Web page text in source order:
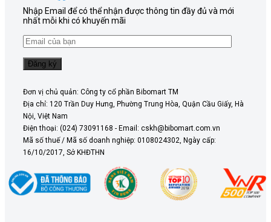
Nhập Email để có thể nhận được thông tin đầy đủ và mới
nhất mỗi khi có khuyến mãi
Đơn vị chủ quản: Công ty cổ phần Bibomart TM
Địa chỉ: 120 Trần Duy Hưng, Phường Trung Hòa, Quận Cầu Giấy, Hà
Nội, Việt Nam
Điện thoại: (024) 73091168 - Email: cskh@bibomart.com.vn
Mã số thuế / Mã số doanh nghiệp: 0108024302, Ngày cấp:
16/10/2017, Sở KHĐTHN